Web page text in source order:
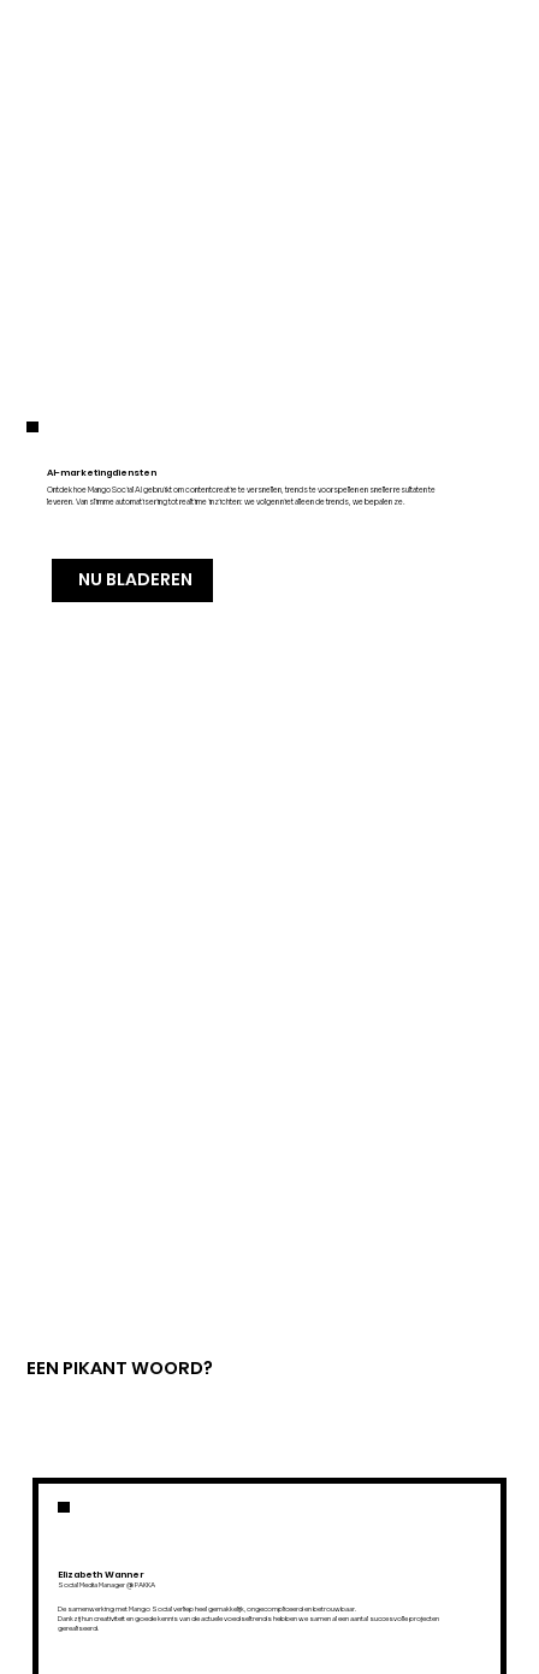
AI-marketingdiensten
Ontdek hoe Mango Social AI gebruikt om contentcreatie te versnellen, trends te voorspellen en sneller resultaten te
leveren. Van slimme automatisering tot realtime inzichten: we volgen niet alleen de trends, we bepalen ze.
NU BLADEREN
Elizabeth Wanner
Social Media Manager @ PAKKA
De samenwerking met Mango Social verliep heel gemakkelijk, ongecompliceerd en betrouwbaar.
Dankzij hun creativiteit en goede kennis van de actuele voedseltrends hebben we samen al een aantal succesvolle projecten
gerealiseerd.
EEN PIKANT WOORD?